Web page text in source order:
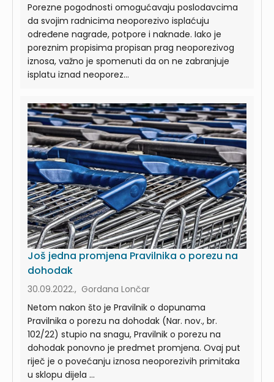
Porezne pogodnosti omogućavaju poslodavcima
da svojim radnicima neoporezivo isplaćuju
određene nagrade, potpore i naknade. Iako je
poreznim propisima propisan prag neoporezivog
iznosa, važno je spomenuti da on ne zabranjuje
isplatu iznad neoporez...
Još jedna promjena Pravilnika o porezu na
dohodak
30.09.2022., Gordana Lončar
Netom nakon što je Pravilnik o dopunama
Pravilnika o porezu na dohodak (Nar. nov., br.
102/22) stupio na snagu, Pravilnik o porezu na
dohodak ponovno je predmet promjena. Ovaj put
riječ je o povećanju iznosa neoporezivih primitaka
u sklopu dijela ...